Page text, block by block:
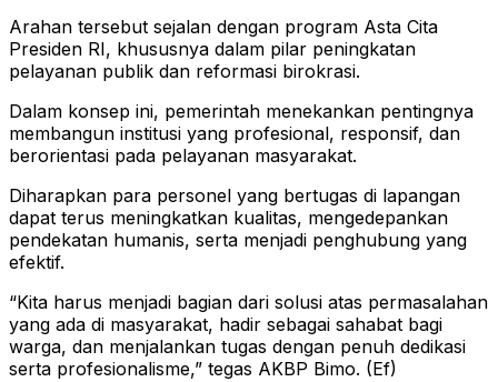
Arahan tersebut sejalan dengan program Asta Cita
Presiden RI, khususnya dalam pilar peningkatan
pelayanan publik dan reformasi birokrasi.
Dalam konsep ini, pemerintah menekankan pentingnya
membangun institusi yang profesional, responsif, dan
berorientasi pada pelayanan masyarakat.
Diharapkan para personel yang bertugas di lapangan
dapat terus meningkatkan kualitas, mengedepankan
pendekatan humanis, serta menjadi penghubung yang
efektif.
“Kita harus menjadi bagian dari solusi atas permasalahan
yang ada di masyarakat, hadir sebagai sahabat bagi
warga, dan menjalankan tugas dengan penuh dedikasi
serta profesionalisme,” tegas AKBP Bimo. (Ef)